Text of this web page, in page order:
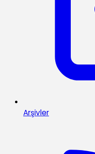
Arşivler